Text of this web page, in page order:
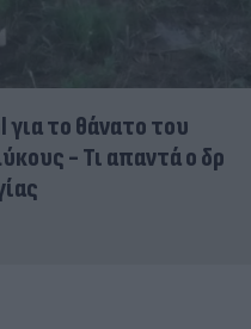
το θάνατο του
- Τι απαντά ο δρ